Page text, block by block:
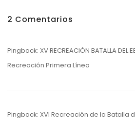
2 Comentarios
Pingback: XV RECREACIÓN BATALLA DEL
Recreación Primera Línea
Pingback: XVI Recreación de la Batalla